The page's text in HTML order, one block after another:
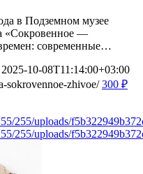
в Подземном музее
«Сокровенное —
современные…
2025-10-08T11:14:00+03:00
sokrovennoe-zhivoe/ 300 ₽
255/uploads/
255/uploads/